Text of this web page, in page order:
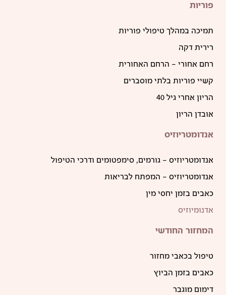
פוריות
תמיכה במהלך טיפולי פוריות
רירית דקה
רחם אחורי – הרחם האחורית
קשיי פוריות בלתי מוסברים
הריון אחרי גיל 40
אובדן הריון
אנדומטריוזיס
אנדומטריוזיס – גורמים, סימפטומים ודרכי הטיפול
אנדומטריוזיס – המפתח לבריאות
כאבים בזמן יחסי מין
אדנומיוזיס
המחזור החודשי
טיפול בכאבי מחזור
כאבים בזמן הביוץ
דימום מוגבר